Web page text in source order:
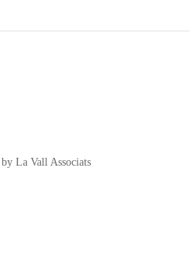
La Vall Associats